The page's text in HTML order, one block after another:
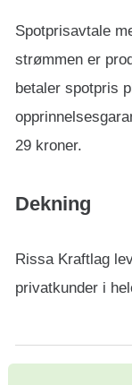
Spotprisavtale
strømmen er
betaler spotpris
29 kroner.
Dekning
Rissa Kraftlag
privatkunder i